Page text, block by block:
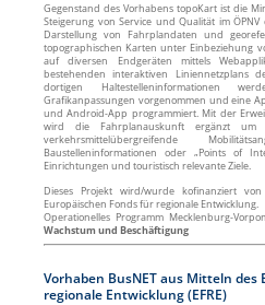
Gegenstand des Vorhabens topoKart ist die
Steigerung von Service und Qualität im
Darstellung von Fahrplandaten und
topographischen Karten unter Einbeziehung
auf diversen Endgeräten mittels
bestehenden interaktiven Liniennetzplans
dortigen Haltestelleninformationen
Grafikanpassungen vorgenommen und eine
und Android-App programmiert. Mit der
wird die Fahrplanauskunft ergänzt um
verkehrsmittelübergreifende
Baustelleninformationen oder „Points of
Einrichtungen und touristisch relevante Ziele.
Dieses Projekt wird/wurde kofinanziert
Europäischen Fonds für regionale Entwicklung.
Operationelles Programm Mecklenburg-
Wachstum und Beschäftigung
Vorhaben BusNET aus Mitteln des
regionale Entwicklung (EFRE)